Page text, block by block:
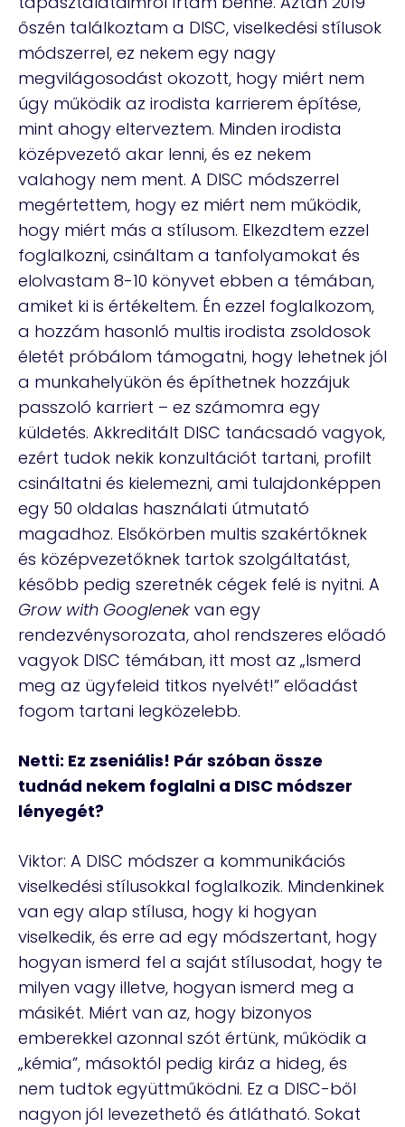
őszén találkoztam a DISC, viselkedési stílusok
módszerrel, ez nekem egy nagy
megvilágosodást okozott, hogy miért nem
úgy működik az irodista karrierem építése,
mint ahogy elterveztem. Minden irodista
középvezető akar lenni, és ez nekem
valahogy nem ment. A DISC módszerrel
megértettem, hogy ez miért nem működik,
hogy miért más a stílusom. Elkezdtem ezzel
foglalkozni, csináltam a tanfolyamokat és
elolvastam 8-10 könyvet ebben a témában,
amiket ki is értékeltem. Én ezzel foglalkozom,
a hozzám hasonló multis irodista zsoldosok
életét próbálom támogatni, hogy lehetnek jól
a munkahelyükön és építhetnek hozzájuk
passzoló karriert – ez számomra egy
küldetés. Akkreditált DISC tanácsadó vagyok,
ezért tudok nekik konzultációt tartani, profilt
csináltatni és kielemezni, ami tulajdonképpen
egy 50 oldalas használati útmutató
magadhoz. Elsőkörben multis szakértőknek
és középvezetőknek tartok szolgáltatást,
később pedig szeretnék cégek felé is nyitni. A
Grow with Googlenek van egy
rendezvénysorozata, ahol rendszeres előadó
vagyok DISC témában, itt most az „Ismerd
meg az ügyfeleid titkos nyelvét!” előadást
fogom tartani legközelebb.
Netti: Ez zseniális! Pár szóban össze
tudnád nekem foglalni a DISC módszer
lényegét?
Viktor: A DISC módszer a kommunikációs
viselkedési stílusokkal foglalkozik. Mindenkinek
van egy alap stílusa, hogy ki hogyan
viselkedik, és erre ad egy módszertant, hogy
hogyan ismerd fel a saját stílusodat, hogy te
milyen vagy illetve, hogyan ismerd meg a
másikét. Miért van az, hogy bizonyos
emberekkel azonnal szót értünk, működik a
„kémia”, másoktól pedig kiráz a hideg, és
nem tudtok együttműködni. Ez a DISC-ből
nagyon jól levezethető és átlátható. Sokat